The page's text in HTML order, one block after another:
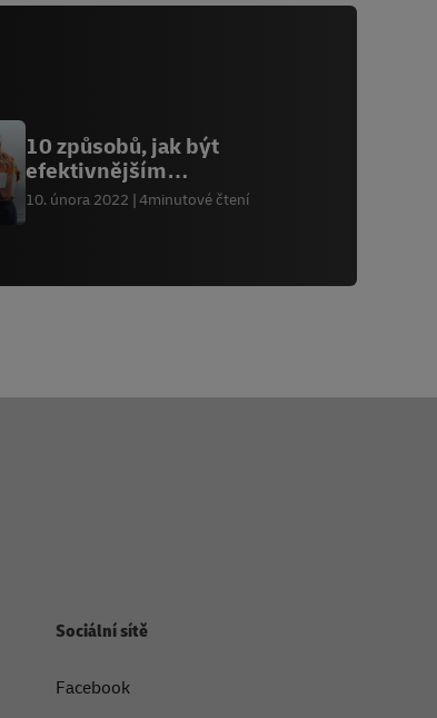
10 způsobů, jak být
efektivnějším
podnikatelem
10. února 2022 4minutové čtení
Sociální sítě
Facebook